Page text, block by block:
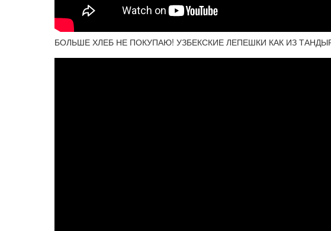
БОЛЬШЕ ХЛЕБ НЕ ПОКУПАЮ! УЗБЕКСКИЕ ЛЕПЕШКИ КАК ИЗ